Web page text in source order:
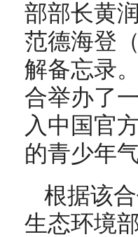
部部长黄
范德海登
解备忘录
合举办了
入中国官
的青少年
根据该
生态环境